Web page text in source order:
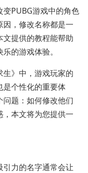
PUBG游戏中的角色
，修改名称都是一
提供的教程能帮助
的游戏体验。
》中，游戏玩家的
是个性化的重要体
题：如何修改他们
本文将为您提供一
力的名字通常会让